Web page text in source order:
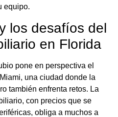
equipo.
los desafíos del
en Florida
pone en perspectiva el
una ciudad donde la
también enfrenta retos. La
con precios que se
obliga a muchos a